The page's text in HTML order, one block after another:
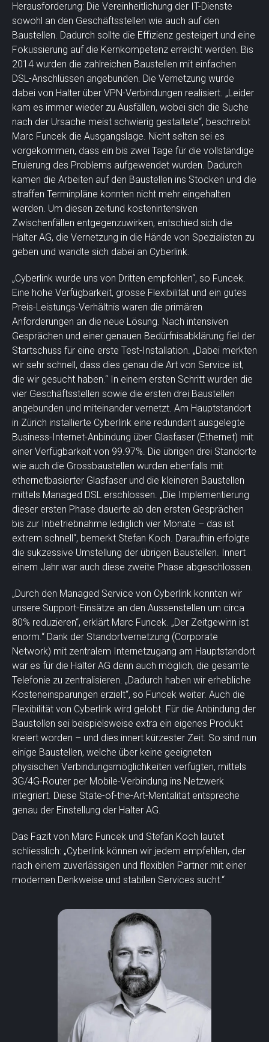
Herausforderung: Die Vereinheitlichung der IT-Dienste
sowohl an den Geschäftsstellen wie auch auf den
Baustellen. Dadurch sollte die Effizienz gesteigert und eine
Fokussierung auf die Kernkompetenz erreicht werden. Bis
2014 wurden die zahlreichen Baustellen mit einfachen
DSL-Anschlüssen angebunden. Die Vernetzung wurde
dabei von Halter über VPN-Verbindungen realisiert. „Leider
kam es immer wieder zu Ausfällen, wobei sich die Suche
nach der Ursache meist schwierig gestaltete“, beschreibt
Marc Funcek die Ausgangslage. Nicht selten sei es
vorgekommen, dass ein bis zwei Tage für die vollständige
Eruierung des Problems aufgewendet wurden. Dadurch
kamen die Arbeiten auf den Baustellen ins Stocken und die
straffen Terminpläne konnten nicht mehr eingehalten
werden. Um diesen zeitund kostenintensiven
Zwischenfällen entgegenzuwirken, entschied sich die
Halter AG, die Vernetzung in die Hände von Spezialisten zu
geben und wandte sich dabei an Cyberlink.
„Cyberlink wurde uns von Dritten empfohlen“, so Funcek.
Eine hohe Verfügbarkeit, grosse Flexibilität und ein gutes
Preis-Leistungs-Verhältnis waren die primären
Anforderungen an die neue Lösung. Nach intensiven
Gesprächen und einer genauen Bedürfnisabklärung fiel der
Startschuss für eine erste Test-Installation. „Dabei merkten
wir sehr schnell, dass dies genau die Art von Service ist,
die wir gesucht haben.“ In einem ersten Schritt wurden die
vier Geschäftsstellen sowie die ersten drei Baustellen
angebunden und miteinander vernetzt. Am Hauptstandort
in Zürich installierte Cyberlink eine redundant ausgelegte
Business-Internet-Anbindung über Glasfaser (Ethernet) mit
einer Verfügbarkeit von 99.97%. Die übrigen drei Standorte
wie auch die Grossbaustellen wurden ebenfalls mit
ethernetbasierter Glasfaser und die kleineren Baustellen
mittels Managed DSL erschlossen. „Die Implementierung
dieser ersten Phase dauerte ab den ersten Gesprächen
bis zur Inbetriebnahme lediglich vier Monate – das ist
extrem schnell“, bemerkt Stefan Koch. Daraufhin erfolgte
die sukzessive Umstellung der übrigen Baustellen. Innert
einem Jahr war auch diese zweite Phase abgeschlossen.
„Durch den Managed Service von Cyberlink konnten wir
unsere Support-Einsätze an den Aussenstellen um circa
80% reduzieren“, erklärt Marc Funcek. „Der Zeitgewinn ist
enorm.“ Dank der Standortvernetzung (Corporate
Network) mit zentralem Internetzugang am Hauptstandort
war es für die Halter AG denn auch möglich, die gesamte
Telefonie zu zentralisieren. „Dadurch haben wir erhebliche
Kosteneinsparungen erzielt“, so Funcek weiter. Auch die
Flexibilität von Cyberlink wird gelobt. Für die Anbindung der
Baustellen sei beispielsweise extra ein eigenes Produkt
kreiert worden – und dies innert kürzester Zeit. So sind nun
einige Baustellen, welche über keine geeigneten
physischen Verbindungsmöglichkeiten verfügten, mittels
3G/4G-Router per Mobile-Verbindung ins Netzwerk
integriert. Diese State-of-the-Art-Mentalität entspreche
genau der Einstellung der Halter AG.
Das Fazit von Marc Funcek und Stefan Koch lautet
schliesslich: „Cyberlink können wir jedem empfehlen, der
nach einem zuverlässigen und flexiblen Partner mit einer
modernen Denkweise und stabilen Services sucht.“